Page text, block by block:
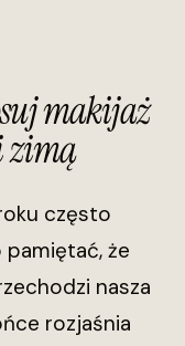
makijaż
zimą
często
że
nasza
rozjaśnia